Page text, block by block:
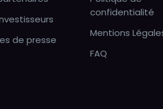
de presse
confidentialité
Mentions
FAQ